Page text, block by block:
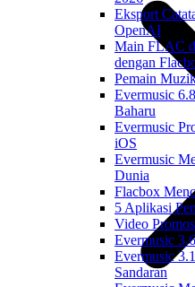
Eksport
OpenAI
Main FLAC
dengan
Pemain
Evermusic
Baharu
Evermusic
iOS
Evermusic
Dunia
Flacbox
5 Aplikasi
Video
Evermusic
Evermusic
Sandaran